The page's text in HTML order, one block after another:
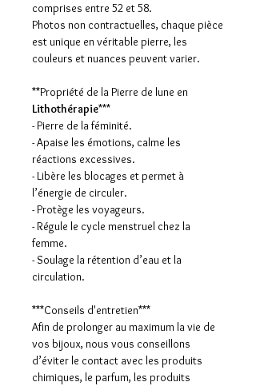
comprises entre 52 et 58.
Photos non contractuelles, chaque pièce
est unique en véritable pierre, les
couleurs et nuances peuvent varier.
**Propriété de la Pierre de lune en
Lithothérapie***
- Pierre de la féminité.
- Apaise les émotions, calme les
réactions excessives.
- Libère les blocages et permet à
l’énergie de circuler.
- Protège les voyageurs.
- Régule le cycle menstruel chez la
femme.
- Soulage la rétention d’eau et la
circulation.
***Conseils d'entretien***
Afin de prolonger au maximum la vie de
vos bijoux, nous vous conseillons
d’éviter le contact avec les produits
chimiques, le parfum, les produits